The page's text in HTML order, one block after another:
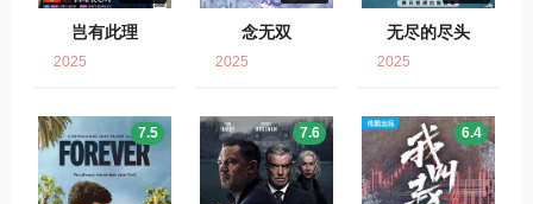
岂有此理
2025
念无双
2025
无尽的尽头
2025
7.5 7.6 6.4